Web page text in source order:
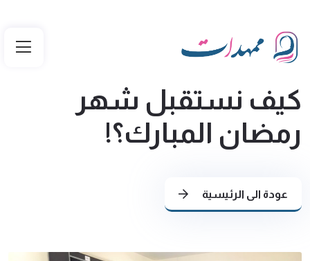
كيف نستقبل شهر
رمضان المبارك؟!
عودة الى الرئيسية